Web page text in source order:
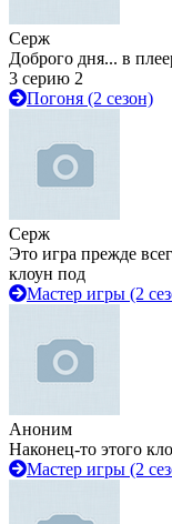
Серж
Доброго дня... в
3 серию 2
Погоня (2 сезон)
Серж
Это игра прежде
клоун под
Мастер игры (2
Аноним
Наконец-то этого
Мастер игры (2